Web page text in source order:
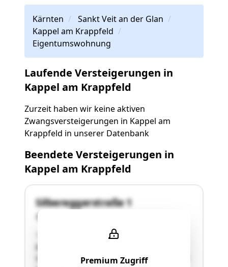
Kärnten
Sankt Veit an der Glan
Kappel am Krappfeld
Eigentumswohnung
Laufende Versteigerungen in
Kappel am Krappfeld
Zurzeit haben wir keine aktiven
Zwangsversteigerungen in Kappel am
Krappfeld in unserer Datenbank
Beendete Versteigerungen in
Kappel am Krappfeld
Premium Zugriff
Silbereggerstraße 1
"74015 SILBEREGG, EZ 114 mit dem Grst. .35
Baufläche/Garten und 385/1 Garten in der
Silbereggerstraße 1, 9321 Kappel am Krappfeld